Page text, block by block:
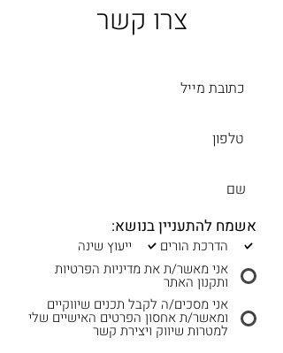
צרו קשר
אשמח להתעניין בנושא:
הדרכת הורים
ייעוץ שינה
אני מאשר/ת את מדיניות הפרטיות
ותקנון האתר
אני מסכים/ה לקבל תכנים שיווקיים
ומאשר/ת אחסון הפרטים האישיים שלי
למטרות שיווק ויצירת קשר